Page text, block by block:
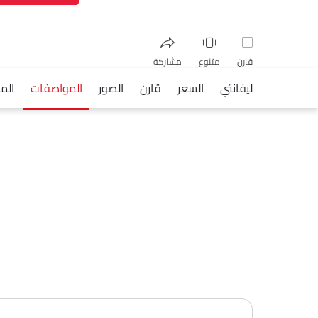
قارن متنوع مشاركة
فيسبوك تويتر واتساب
ليفانتي السعر قارن الصور المواصفات